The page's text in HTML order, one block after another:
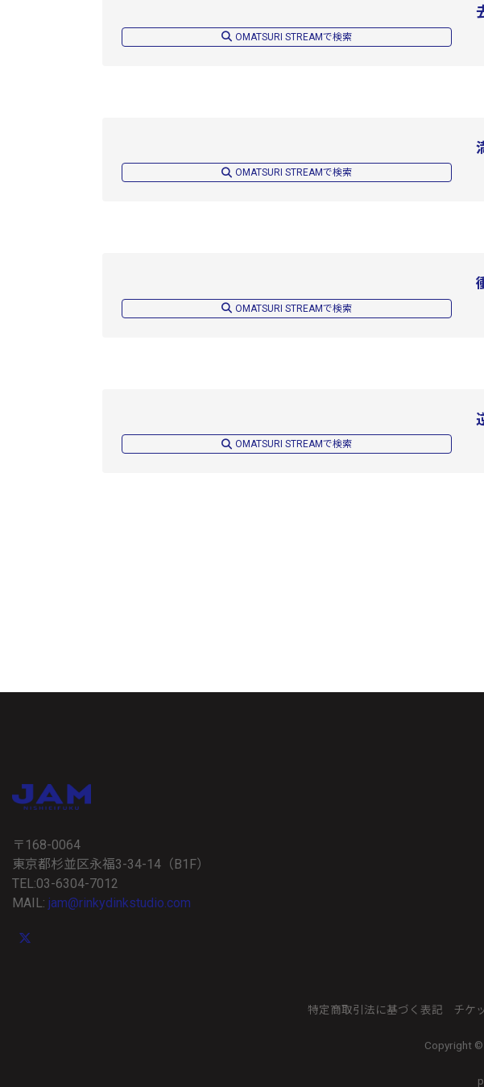
OMATSURI STREAMで検索
OMATSURI STREAMで検索
OMATSURI STREAMで検索
OMATSURI STREAMで検索
〒168-0064
東京都杉並区永福3-34-14（B1F）
TEL:03-6304-7012
MAIL: jam@rinkydinkstudio.com
特定商取引法に基づく表記 チケ
Copyright ©